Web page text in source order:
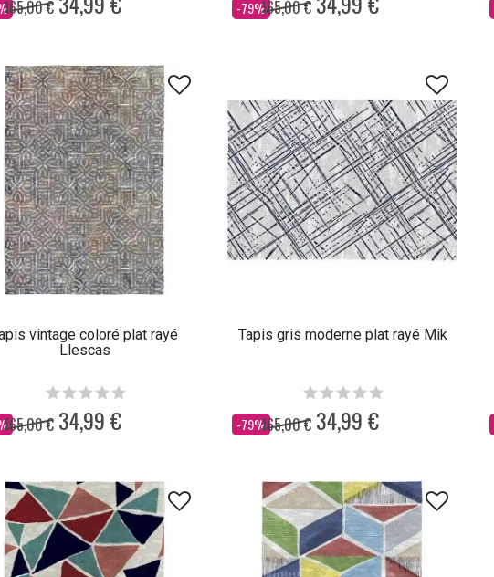
165,00 € -79%
Dès 165,00 €
vintage coloré plat rayé
Llescas
165,00 € 34,99 €
Tapis gris moderne plat rayé Mik
-79%
Dès 165,00 € 34,99 €